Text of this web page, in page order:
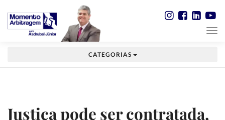
CATEGORIAS
Justiça pode ser contratada,